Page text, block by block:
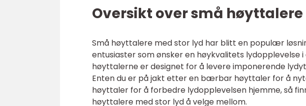
Oversikt over små
Små høyttalere med stor lyd har blitt en populær
entusiaster som ønsker en høykvalitets lydopplevelse
høyttalerne er designet for å levere imponerende
Enten du er på jakt etter en bærbar høyttaler for å
høyttaler for å forbedre lydopplevelsen hjemme, så
høyttalere med stor lyd å velge mellom.